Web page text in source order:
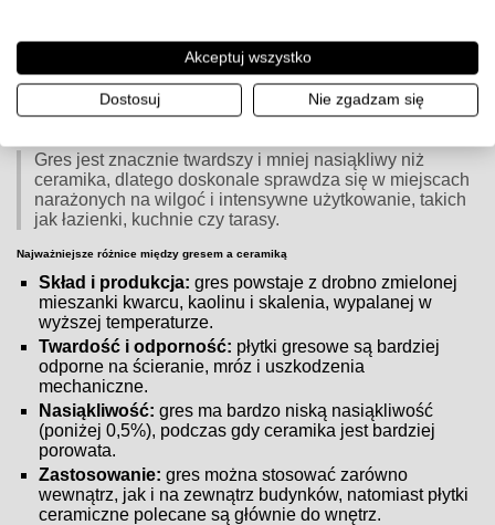
Zarównopłytki gresowe, jak iceramicznesą popularnym
wyborem do wykończenia wnętrz, jednak różnią się
budową, właściwościami i zastosowaniem. Główna
różnica wynika ze składu surowcowego oraz sposobu
wypalania.
Gres jest znacznie twardszy i mniej nasiąkliwy niż
ceramika, dlatego doskonale sprawdza się w miejscach
narażonych na wilgoć i intensywne użytkowanie, takich
jak łazienki, kuchnie czy tarasy.
Najważniejsze różnice między gresem a ceramiką
Skład i produkcja: gres powstaje z drobno zmielonej
mieszanki kwarcu, kaolinu i skalenia, wypalanej w
wyższej temperaturze.
Twardość i odporność: płytki gresowe są bardziej
odporne na ścieranie, mróz i uszkodzenia
mechaniczne.
Nasiąkliwość: gres ma bardzo niską nasiąkliwość
(poniżej 0,5%), podczas gdy ceramika jest bardziej
porowata.
Zastosowanie: gres można stosować zarówno
wewnątrz, jak i na zewnątrz budynków, natomiast płytki
ceramiczne polecane są głównie do wnętrz.
Akceptuj wszystko
Dostosuj Nie zgadzam się